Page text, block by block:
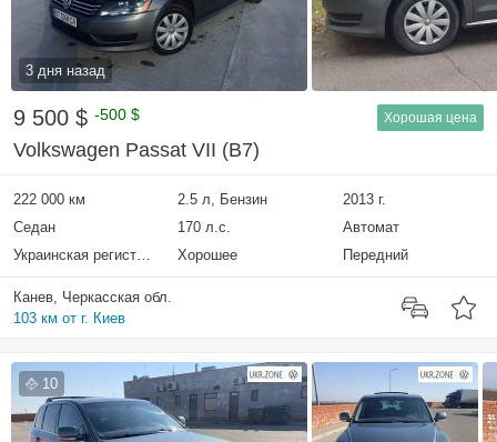
3 дня назад
9 500 $ -500 $ Хорошая цена
Volkswagen Passat VII (B7)
222 000 км 2.5 л, Бензин
2013 г.
Седан
170 л.с.
Автомат
Украинская регистрация
Хорошее Передний
Канев, Черкасская обл.
103 км от г. Киев
10